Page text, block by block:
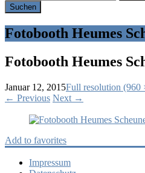
Fotobooth Heumes
Fotobooth Heumes
Januar 12, 2015Full resolution (960
← Previous Next →
Add to favorites
Impressum